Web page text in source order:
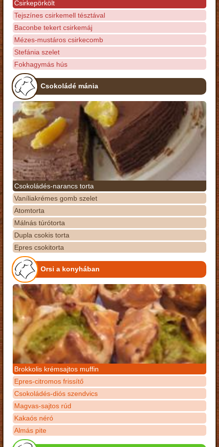
Csirkepörkölt
Tejszínes csirkemell tésztával
Baconbe tekert csirkemáj
Mézes-mustáros csirkecomb
Stefánia szelet
Fokhagymás hús
Csokoládé mánia
Csokoládés-narancs torta
Vaníliakrémes gomb szelet
Atomtorta
Málnás túrótorta
Dupla csokis torta
Epres csokitorta
Orsi a konyhában
Brokkolis krémsajtos muffin
Epres-citromos frissítő
Csokoládés-diós szendvics
Magvas-sajtos rúd
Kakaós néró
Almás pite